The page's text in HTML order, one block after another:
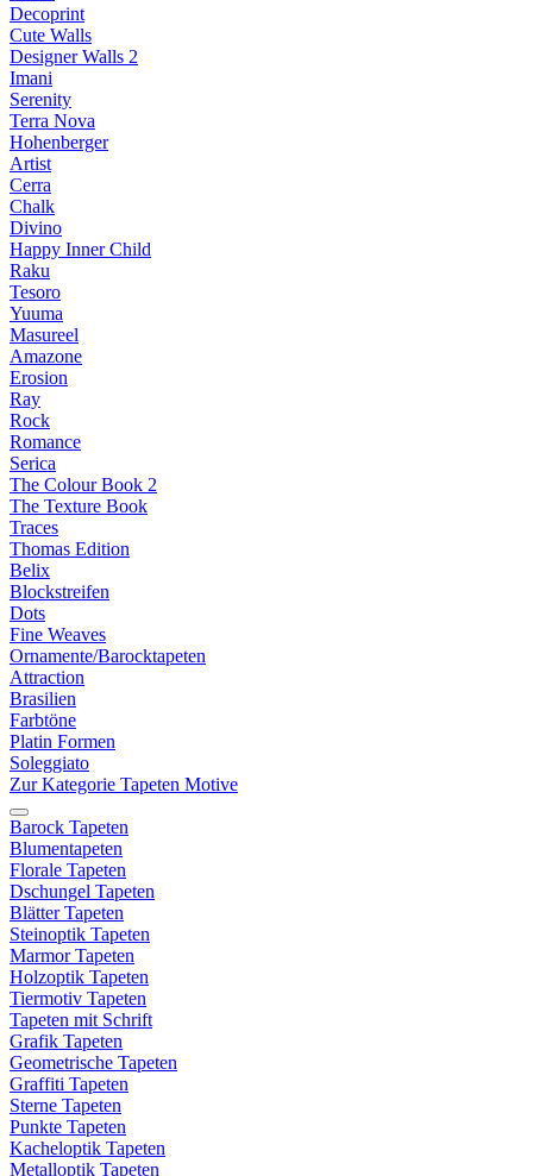
Decoprint
Cute Walls
Designer Walls 2
Imani
Serenity
Terra Nova
Hohenberger
Artist
Cerra
Chalk
Divino
Happy Inner Child
Raku
Tesoro
Yuuma
Masureel
Amazone
Erosion
Ray
Rock
Romance
Serica
The Colour Book 2
The Texture Book
Traces
Thomas Edition
Belix
Blockstreifen
Dots
Fine Weaves
Ornamente/Barocktapeten
Attraction
Brasilien
Farbtöne
Platin Formen
Soleggiato
Zur Kategorie Tapeten Motive
Barock Tapeten
Blumentapeten
Florale Tapeten
Dschungel Tapeten
Blätter Tapeten
Steinoptik Tapeten
Marmor Tapeten
Holzoptik Tapeten
Tiermotiv Tapeten
Tapeten mit Schrift
Grafik Tapeten
Geometrische Tapeten
Graffiti Tapeten
Sterne Tapeten
Punkte Tapeten
Kacheloptik Tapeten
Metalloptik Tapeten